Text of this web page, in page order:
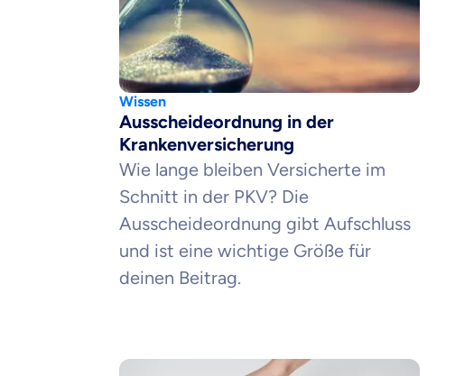
Wissen
Ausscheideordnung in der
Krankenversicherung
Wie lange bleiben Versicherte im
Schnitt in der PKV? Die
Ausscheideordnung gibt Aufschluss
und ist eine wichtige Größe für
deinen Beitrag.